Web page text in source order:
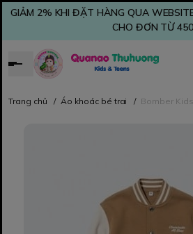
GIẢM 2% KHI ĐẶT HÀNG QUA
CHO ĐƠN TỪ
Trang chủ / Áo khoác bé trai / Bomber